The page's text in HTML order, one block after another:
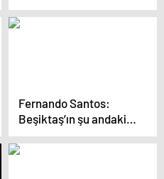
daha iyi olmamız
gerekiyordu
Fernando Santos:
Beşiktaş’ın şu andaki
kadro seviyesi bu
büyüklüğün seviyesi